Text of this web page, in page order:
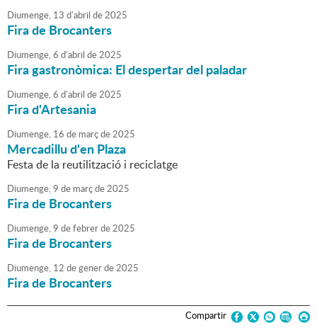
Diumenge, 13 d'abril de2025
Fira de Brocanters
Diumenge,6 d'abril de2025
Fira gastronòmica: El despertar del paladar
Diumenge,6 d'abril de2025
Fira d'Artesania
Diumenge, 16 de marçde2025
Mercadillu d'en Plaza
Festa de la reutilització i reciclatge
Diumenge,9 de marçde2025
Fira de Brocanters
Diumenge,9 defebrerde2025
Fira de Brocanters
Diumenge, 12 degenerde2025
Fira de Brocanters
Compartir